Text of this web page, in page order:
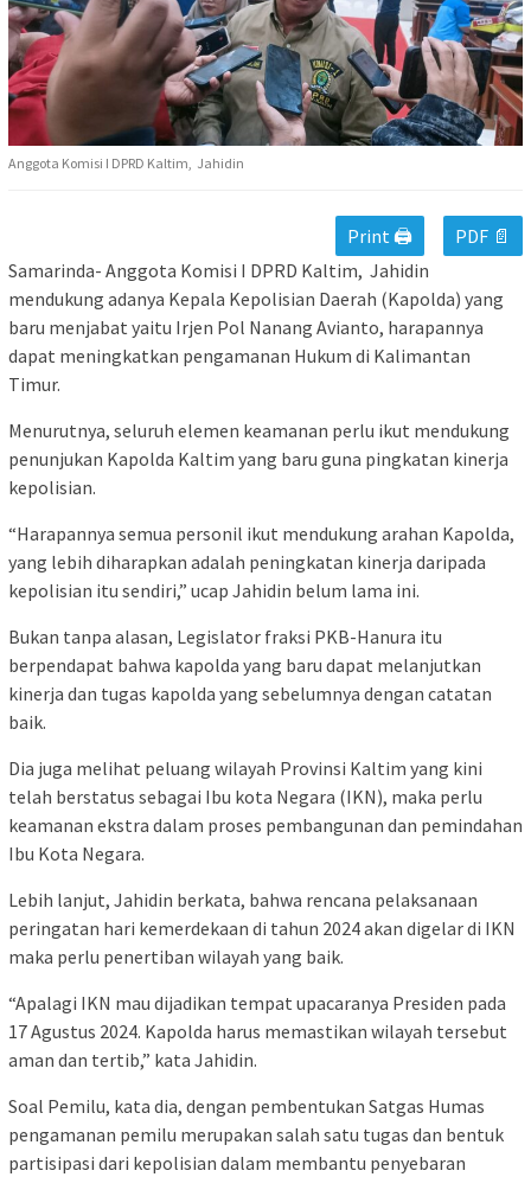
Anggota Komisi I DPRD Kaltim, Jahidin
Print 🖨
PDF 📄
Samarinda- Anggota Komisi I DPRD Kaltim, Jahidin
mendukung adanya Kepala Kepolisian Daerah (Kapolda) yang
baru menjabat yaitu Irjen Pol Nanang Avianto, harapannya
dapat meningkatkan pengamanan Hukum di Kalimantan
Timur.
Menurutnya, seluruh elemen keamanan perlu ikut mendukung
penunjukan Kapolda Kaltim yang baru guna pingkatan kinerja
kepolisian.
“Harapannya semua personil ikut mendukung arahan Kapolda,
yang lebih diharapkan adalah peningkatan kinerja daripada
kepolisian itu sendiri,” ucap Jahidin belum lama ini.
Bukan tanpa alasan, Legislator fraksi PKB-Hanura itu
berpendapat bahwa kapolda yang baru dapat melanjutkan
kinerja dan tugas kapolda yang sebelumnya dengan catatan
baik.
Dia juga melihat peluang wilayah Provinsi Kaltim yang kini
telah berstatus sebagai Ibu kota Negara (IKN), maka perlu
keamanan ekstra dalam proses pembangunan dan pemindahan
Ibu Kota Negara.
Lebih lanjut, Jahidin berkata, bahwa rencana pelaksanaan
peringatan hari kemerdekaan di tahun 2024 akan digelar di IKN
maka perlu penertiban wilayah yang baik.
“Apalagi IKN mau dijadikan tempat upacaranya Presiden pada
17 Agustus 2024. Kapolda harus memastikan wilayah tersebut
aman dan tertib,” kata Jahidin.
Soal Pemilu, kata dia, dengan pembentukan Satgas Humas
pengamanan pemilu merupakan salah satu tugas dan bentuk
partisipasi dari kepolisian dalam membantu penyebaran